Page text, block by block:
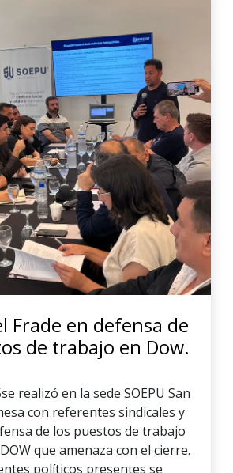
Frade en defensa de
de trabajo en Dow.
realizó en la sede SOEPU San
con referentes sindicales y
de los puestos de trabajo
que amenaza con el cierre.
políticos presentes se